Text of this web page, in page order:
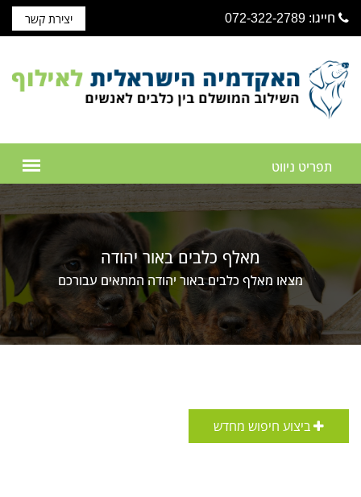
חייגו: 072-322-2789 יצירת קשר
מאלף כלבים באור יהודה
מצאו מאלף כלבים באור יהודה המתאים עבורכם
ביצוע חיפוש מחדש